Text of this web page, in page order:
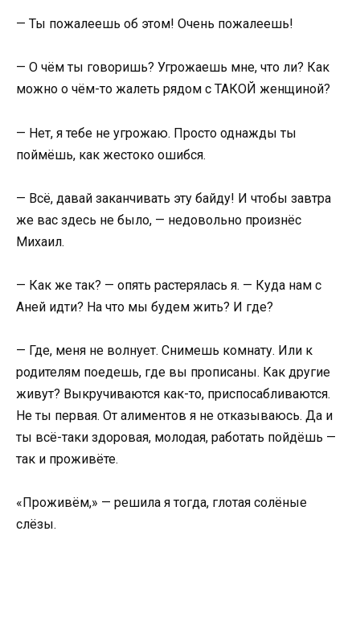
— Ты пожалеешь об этом! Очень пожалеешь!
— О чём ты говоришь? Угрожаешь мне, что ли? Как
можно о чём-то жалеть рядом с ТАКОЙ женщиной?
— Нет, я тебе не угрожаю. Просто однажды ты
поймёшь, как жестоко ошибся.
— Всё, давай заканчивать эту байду! И чтобы завтра
же вас здесь не было, — недовольно произнёс
Михаил.
— Как же так? — опять растерялась я. — Куда нам с
Аней идти? На что мы будем жить? И где?
— Где, меня не волнует. Снимешь комнату. Или к
родителям поедешь, где вы прописаны. Как другие
живут? Выкручиваются как-то, приспосабливаются.
Не ты первая. От алиментов я не отказываюсь. Да и
ты всё-таки здоровая, молодая, работать пойдёшь —
так и проживёте.
«Проживём,» — решила я тогда, глотая солёные
слёзы.